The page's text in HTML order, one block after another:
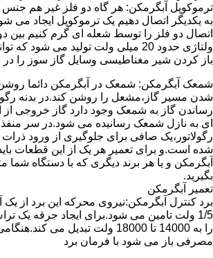
ترموکوپل آبگرمکن: هر گاه دو فلز غیر هم جنس
به یکدیگر اتصال دهیم یک ترموکوپل ایجاد می
اتصال دو فلز را توسط شعله ای گرم کنیم بین
ولتاژی حدود 20 میلی ولت تولید می شود
باز کردن شیر مغناطیسی وسایل گاز سوز را در مدت 20
شمعک آبگرمکن: شمعک در آبگرمکن دائما
شدن مسیر گاز،مشعل را روشن کند.در بدنه
رساندن گاز به شمعک وجود دارد گاز خروجی از
ای به نازل شمعک رسانیده می شود.در سر
رگولاتور،یک صافی برای جلوگیری از ورود
شده است.و برای تعمیر هر یک از این قطعات باید
آبگرمکن و یا هر برند دیگری که با دستگاه شما
بگیرید.
تعمیر آبگرمکن
برد کنترل آبگرمکن:نیروی محرکه این برد از یک
را به 14000 تا 18000 ولت تبدیل می
مصرفی باز می شود با فرمان برد